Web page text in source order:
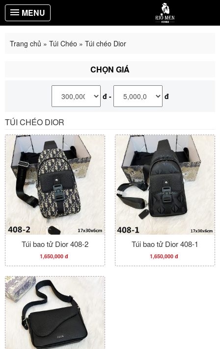
MENU
Trang chủ » Túi Chéo » Túi chéo Dior
CHỌN GIÁ
đ - đ
TÚI CHÉO DIOR
Túi bao tử Dior 408-2
1,650,000 đ
Túi bao tử Dior 408-1
1,650,000 đ